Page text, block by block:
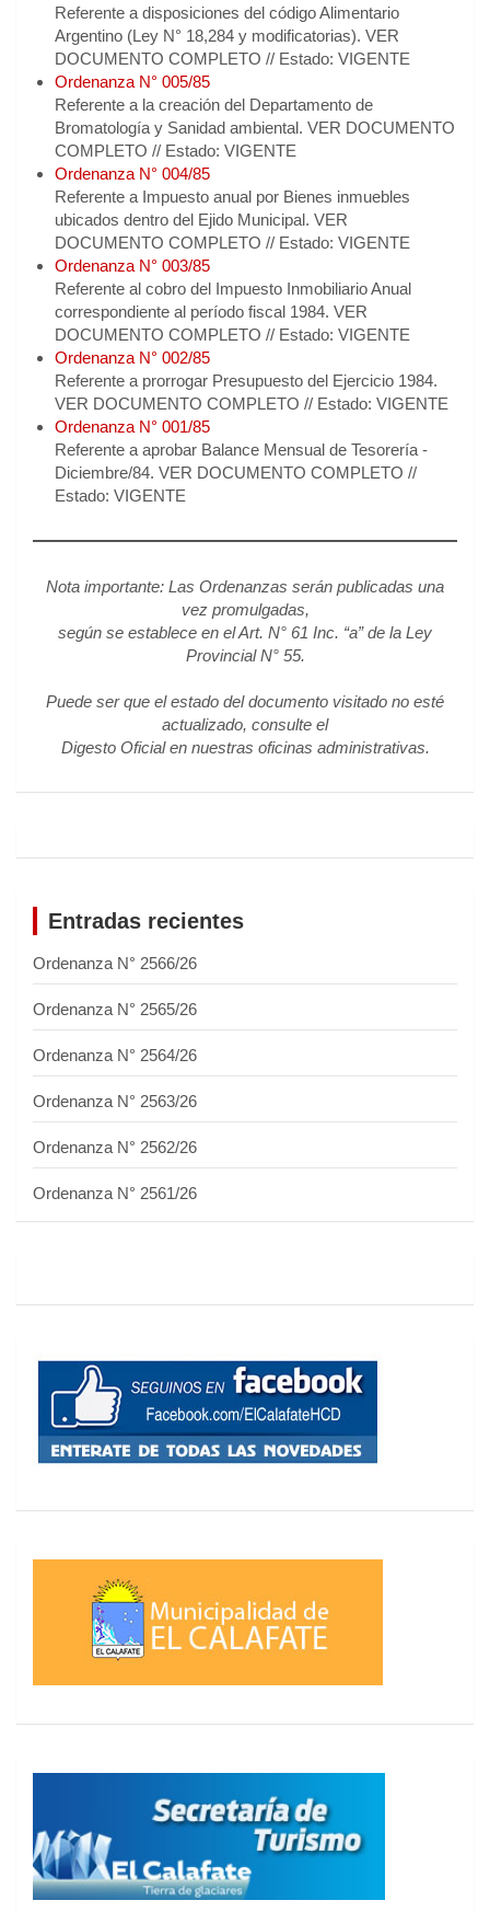
Referente a disposiciones del código Alimentario
Argentino (Ley N° 18,284 y modificatorias). VER
DOCUMENTO COMPLETO // Estado: VIGENTE
Ordenanza N° 005/85
Referente a la creación del Departamento de
Bromatología y Sanidad ambiental. VER DOCUMENTO
COMPLETO // Estado: VIGENTE
Ordenanza N° 004/85
Referente a Impuesto anual por Bienes inmuebles
ubicados dentro del Ejido Municipal. VER
DOCUMENTO COMPLETO // Estado: VIGENTE
Ordenanza N° 003/85
Referente al cobro del Impuesto Inmobiliario Anual
correspondiente al período fiscal 1984. VER
DOCUMENTO COMPLETO // Estado: VIGENTE
Ordenanza N° 002/85
Referente a prorrogar Presupuesto del Ejercicio 1984.
VER DOCUMENTO COMPLETO // Estado: VIGENTE
Ordenanza N° 001/85
Referente a aprobar Balance Mensual de Tesorería -
Diciembre/84. VER DOCUMENTO COMPLETO //
Estado: VIGENTE
Nota importante: Las Ordenanzas serán publicadas una
vez promulgadas,
según se establece en el Art. N° 61 Inc. “a” de la Ley
Provincial N° 55.
Puede ser que el estado del documento visitado no esté
actualizado, consulte el
Digesto Oficial en nuestras oficinas administrativas.
Entradas recientes
Ordenanza N° 2566/26
Ordenanza N° 2565/26
Ordenanza N° 2564/26
Ordenanza N° 2563/26
Ordenanza N° 2562/26
Ordenanza N° 2561/26